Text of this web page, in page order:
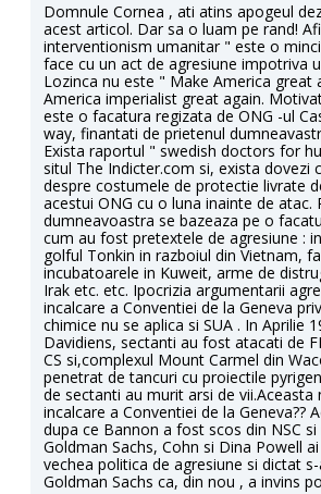
Domnule Cornea , ati atins apogeul
acest articol. Dar sa o luam pe rand!
interventionism umanitar " este o
face cu un act de agresiune impotriva
Lozinca nu este " Make America great
America imperialist great again.
este o facatura regizata de ONG -ul
way, finantati de prietenul
Exista raportul " swedish doctors for
situl The Indicter.com si, exista dovezi
despre costumele de protectie livrate
acestui ONG cu o luna inainte de atac.
dumneavoastra se bazeaza pe o
cum au fost pretextele de agresiune :
golful Tonkin in razboiul din Vietnam,
incubatoarele in Kuweit, arme de
Irak etc. etc. Ipocrizia argumentarii
incalcare a Conventiei de la Geneva
chimice nu se aplica si SUA . In Aprilie
Davidiens, sectanti au fost atacati de
CS si,complexul Mount Carmel din
penetrat de tancuri cu proiectile
de sectanti au murit arsi de vii.Aceasta
incalcare a Conventiei de la Geneva??
dupa ce Bannon a fost scos din NSC
Goldman Sachs, Cohn si Dina Powell
vechea politica de agresiune si dictat
Goldman Sachs ca, din nou , a invins